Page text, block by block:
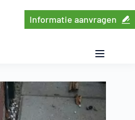
Informatie aanvragen